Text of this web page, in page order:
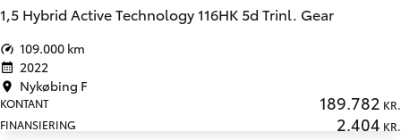
1,5 Hybrid Active Technology 116HK 5d Trinl. Gear
109.000 km
2022
Nykøbing F
KONTANT 189.782 KR.
FINANSIERING
2.404 KR.